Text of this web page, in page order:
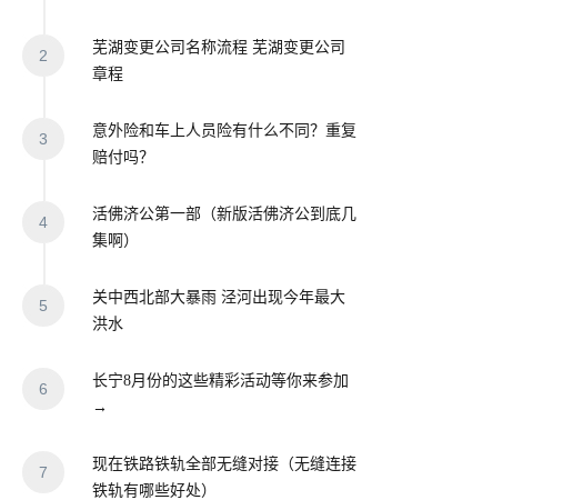
2
芜湖变更公司名称流程 芜湖变更公司
章程
3
意外险和车上人员险有什么不同？重复
赔付吗？
4
活佛济公第一部（新版活佛济公到底几
集啊）
5
关中西北部大暴雨 泾河出现今年最大
洪水
6
长宁8月份的这些精彩活动等你来参加
→
7
现在铁路铁轨全部无缝对接（无缝连接
铁轨有哪些好处）